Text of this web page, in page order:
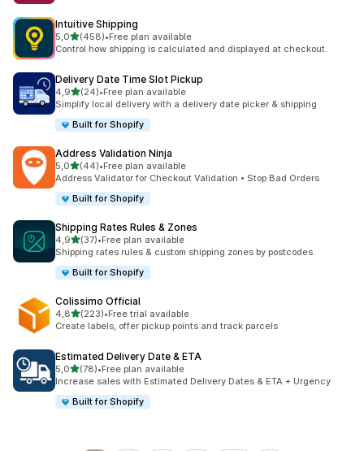
Intuitive Shipping
5,05 yıldız üzerinden
(458)
toplam 458 değerlendirme
•Free plan available
Control how shipping is calculated and displayed at checkout.
Delivery Date Time Slot Pickup
4,95 yıldız üzerinden
(24)
toplam 24 değerlendirme
•Free plan available
Simplify local delivery with a delivery date picker & shipping
Built for Shopify
Address Validation Ninja
5,05 yıldız üzerinden
(44)
toplam 44 değerlendirme
•Free plan available
Address Validator for Checkout Validation • Stop Bad Orders
Built for Shopify
Shipping Rates Rules & Zones
4,95 yıldız üzerinden
(37)
toplam 37 değerlendirme
•Free plan available
Shipping rates rules & custom shipping zones by postcodes
Built for Shopify
Colissimo Official
4,85 yıldız üzerinden
(223)
toplam 223 değerlendirme
•Free trial available
Create labels, offer pickup points and track parcels
Estimated Delivery Date & ETA
5,05 yıldız üzerinden
(78)
toplam 78 değerlendirme
•Free plan available
Increase sales with Estimated Delivery Dates & ETA + Urgency
Built for Shopify